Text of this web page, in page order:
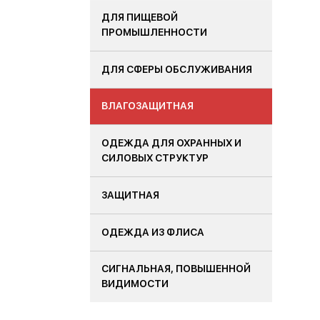
ДЛЯ ПИЩЕВОЙ
ПРОМЫШЛЕННОСТИ
ДЛЯ СФЕРЫ ОБСЛУЖИВАНИЯ
ВЛАГОЗАЩИТНАЯ
ОДЕЖДА ДЛЯ ОХРАННЫХ И
СИЛОВЫХ СТРУКТУР
ЗАЩИТНАЯ
ОДЕЖДА ИЗ ФЛИСА
СИГНАЛЬНАЯ, ПОВЫШЕННОЙ
ВИДИМОСТИ